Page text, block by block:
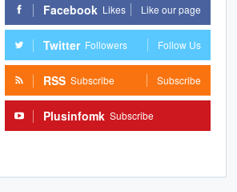
Facebook Likes Like our page
Twitter Followers Follow Us
RSS Subscribe Subscribe
Plusinfomk Subscribe